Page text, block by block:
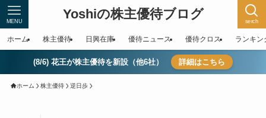
Yoshiの株主優待ブログ serch
MENU
ホーム 株主優待 日興在庫 優待ニュース 優待クロス ランキン
(8/6) 花王が株主優待を新設（他6社） 詳細はこちら
ホーム 株主優待 逆日歩